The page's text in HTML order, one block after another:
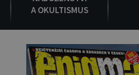
A OKULTISMUS